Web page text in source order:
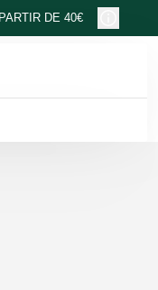
DE 40€
2 valoraciones